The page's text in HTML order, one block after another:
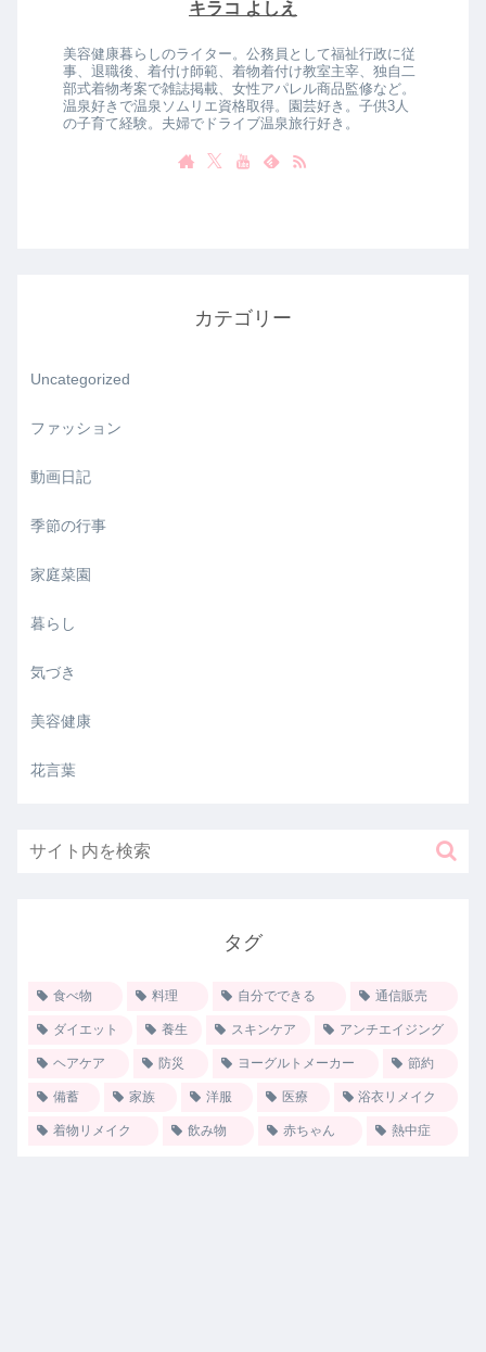
キラコ よしえ
美容健康暮らしのライター。公務員として福祉行政に従
事、退職後、着付け師範、着物着付け教室主宰、独自二
部式着物考案で雑誌掲載、女性アパレル商品監修など。
温泉好きで温泉ソムリエ資格取得。園芸好き。子供3人
の子育て経験。夫婦でドライブ温泉旅行好き。
カテゴリー
Uncategorized
ファッション
動画日記
季節の行事
家庭菜園
暮らし
気づき
美容健康
花言葉
タグ
食べ物 料理 自分でできる 通信販売
ダイエット 養生 スキンケア アンチエイジング
ヘアケア 防災 ヨーグルトメーカー 節約
備蓄 家族 洋服 医療 浴衣リメイク
着物リメイク 飲み物 赤ちゃん 熱中症